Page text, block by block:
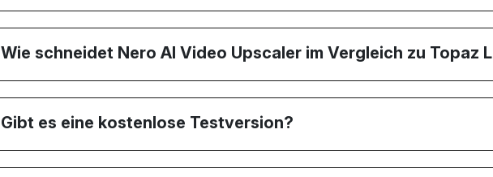
Wie schneidet Nero AI Video Upscaler im Vergleich zu Topaz
Gibt es eine kostenlose Testversion?